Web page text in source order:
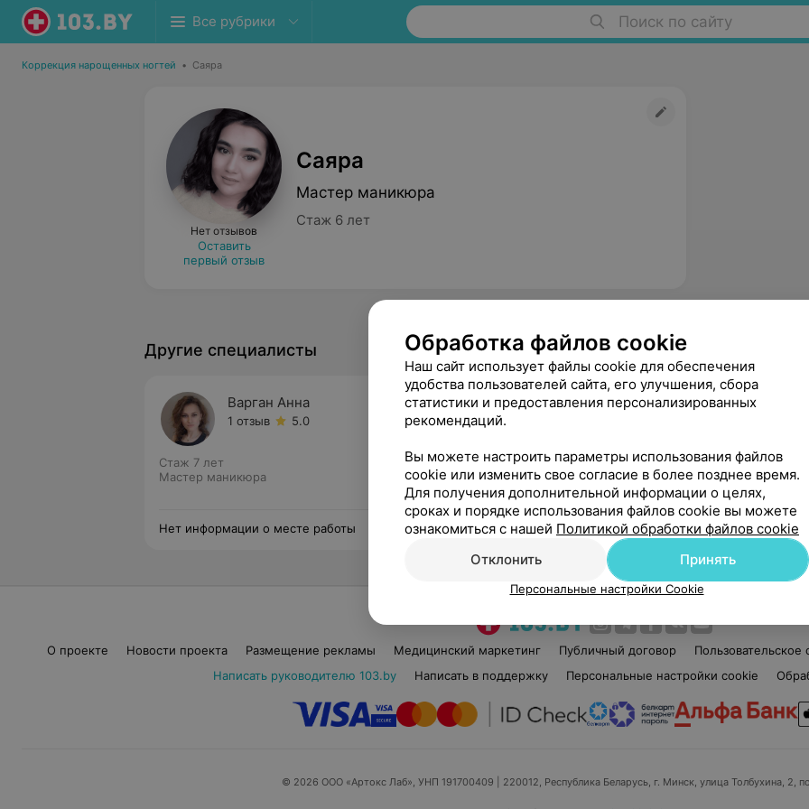
Все рубрики Поиск по сайту
Коррекция нарощенных ногтей • Саяра
Нет отзывов
Оставить
первый отзыв
Саяра
Мастер маникюра
Стаж 6 лет
Другие специалисты
Варган Анна
1 отзыв 5.0
Стаж 7 лет
Мастер маникюра
Нет информации о месте работы
Екатерина
Стаж 6 лет
Мастер маникюра и педикюра • Мастер по
восковой депиляции • Мастер маникюра •
Мастер педикюра
Нет информации о месте работы
О проекте Новости проекта Размещение рекламы Медицинский маркетинг Публичный договор Пользовательское
Написать руководителю 103.by
Написать в поддержку Персональные настройки cookie
© 2026 ООО «Артокс Лаб», УНП 191700409 | 220012, Республика Беларусь, г. Минск, улица Толбухина, 2,
Обработка файлов cookie
Наш сайт использует файлы cookie для обеспечения
удобства пользователей сайта, его улучшения, сбора
статистики и предоставления персонализированных
рекомендаций.
Вы можете настроить параметры использования файлов
cookie или изменить свое согласие в более позднее время.
Для получения дополнительной информации о целях,
сроках и порядке использования файлов cookie вы можете
ознакомиться с нашей Политикой обработки файлов cookie
Отклонить
Принять
Персональные настройки Cookie